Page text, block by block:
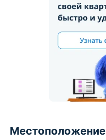
Местоположение